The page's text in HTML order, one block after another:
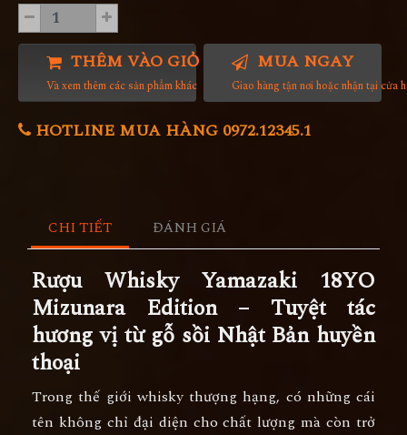
THÊM VÀO GIỎ HÀNG
Và xem thêm các sản phẩm khác
MUA NGAY
Giao hàng tận nơi hoặc nhận tại cửa
HOTLINE MUA HÀNG 0972.12345.1
CHI TIẾT ĐÁNH GIÁ
Rượu Whisky Yamazaki 18YO
Mizunara Edition – Tuyệt tác
hương vị từ gỗ sồi Nhật Bản huyền
thoại
Trong thế giới whisky thượng hạng, có những cái
tên không chỉ đại diện cho chất lượng mà còn trở